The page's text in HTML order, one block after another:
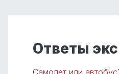
Ответы
Самолет или